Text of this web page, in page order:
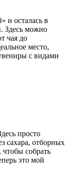
и осталась в
Здесь можно
чая до
место,
с видами
просто
сахара, отборных
чтобы собрать
это мой